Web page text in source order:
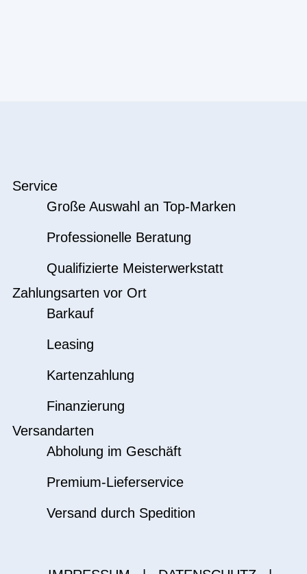
Service
Große Auswahl an Top-Marken
Professionelle Beratung
Qualifizierte Meisterwerkstatt
Zahlungsarten vor Ort
Barkauf
Leasing
Kartenzahlung
Finanzierung
Versandarten
Abholung im Geschäft
Premium-Lieferservice
Versand durch Spedition